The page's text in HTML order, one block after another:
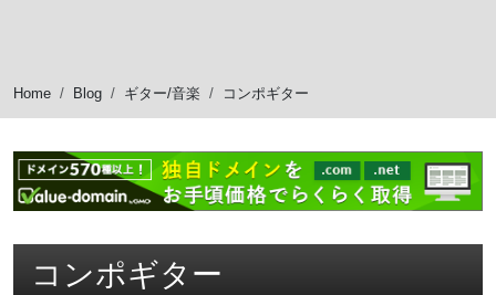
Home Blog ギター/音楽 コンポギター
コンポギター